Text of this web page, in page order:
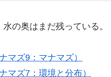
の奥はまだ残っている。
マズ9：マナマズ）
マズ7：環境と分布）